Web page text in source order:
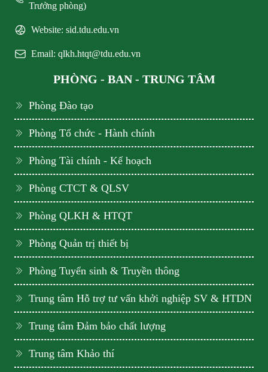
Trưởng phòng)
Website: sid.tdu.edu.vn
Email: qlkh.htqt@tdu.edu.vn
PHÒNG - BAN - TRUNG TÂM
Phòng Đào tạo
Phòng Tổ chức - Hành chính
Phòng Tài chính - Kế hoạch
Phòng CTCT & QLSV
Phòng QLKH & HTQT
Phòng Quản trị thiết bị
Phòng Tuyển sinh & Truyền thông
Trung tâm Hỗ trợ tư vấn khởi nghiệp SV & HTDN
Trung tâm Đảm bảo chất lượng
Trung tâm Khảo thí